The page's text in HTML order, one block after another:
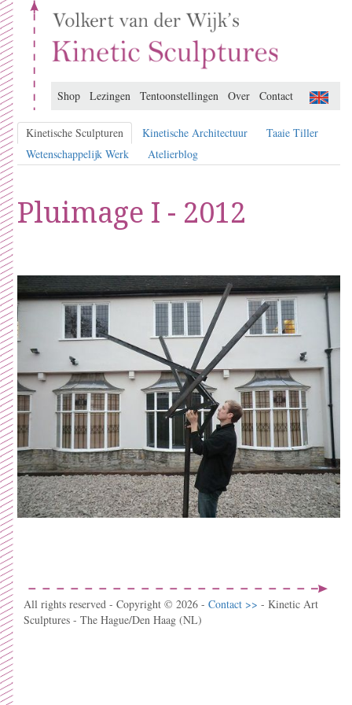
Shop Lezingen Tentoonstellingen Over Contact
Kinetische Sculpturen Kinetische Architectuur
Taaie Tiller
Wetenschappelijk Werk
Atelierblog
Pluimage I - 2012
All rights reserved - Copyright © 2026 - Contact >> - Kinetic Art
Sculptures - The Hague/Den Haag (NL)